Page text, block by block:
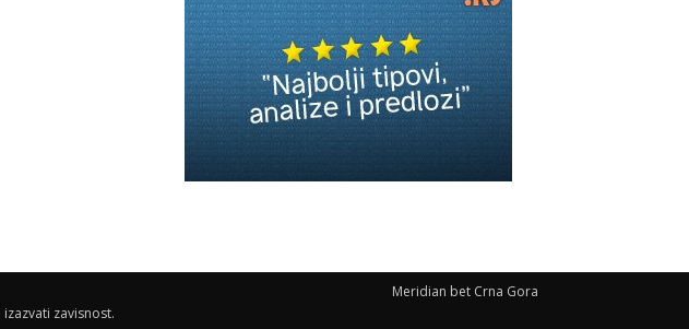
Meridian bet Crna Gora
zavisnost.